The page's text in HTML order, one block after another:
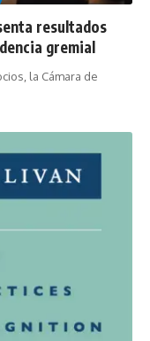
resultados
gremial
la Cámara de